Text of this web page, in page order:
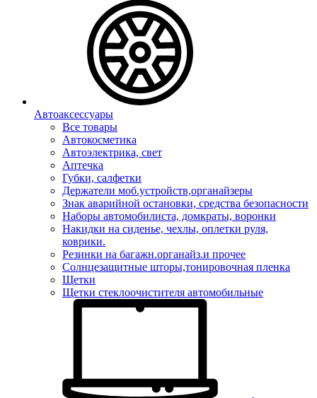
Автоаксессуары
Все товары
Автокосметика
Автоэлектрика, свет
Аптечка
Губки, салфетки
Держатели моб.устройств,органайзеры
Знак аварийной остановки, средства безопасности
Наборы автомобилиста, домкраты, воронки
Накидки на сиденье, чехлы, оплетки руля,
коврики.
Резинки на багажн.органайз.и прочее
Солнцезащитные шторы,тонировочная пленка
Щетки
Щетки стеклоочистителя автомобильные